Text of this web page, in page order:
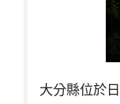
大分縣位於